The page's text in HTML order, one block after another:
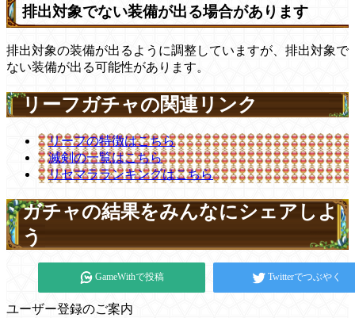
排出対象でない装備が出る場合があります
排出対象の装備が出るように調整していますが、排出対象で
ない装備が出る可能性があります。
リーフガチャの関連リンク
リーフの特徴はこちら
滅剣の一覧はこちら
リセマラランキングはこちら
ガチャの結果をみんなにシェアしよ
う
GameWithで投稿 Twitterでつぶやく
ユーザー登録のご案内